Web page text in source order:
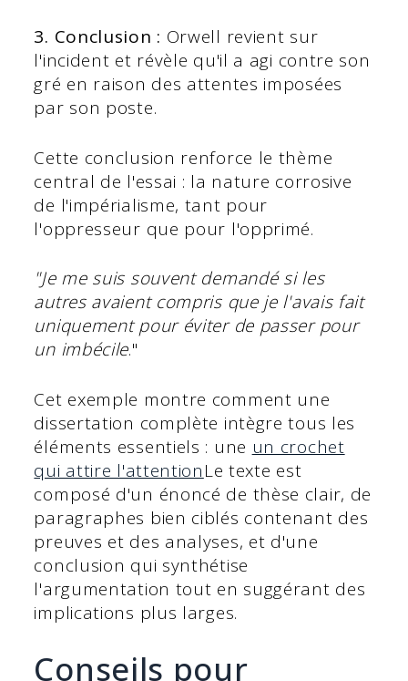
3. Conclusion : Orwell revient sur
l'incident et révèle qu'il a agi contre son
gré en raison des attentes imposées
par son poste.
Cette conclusion renforce le thème
central de l'essai : la nature corrosive
de l'impérialisme, tant pour
l'oppresseur que pour l'opprimé.
"Je me suis souvent demandé si les
autres avaient compris que je l'avais fait
uniquement pour éviter de passer pour
un imbécile."
Cet exemple montre comment une
dissertation complète intègre tous les
éléments essentiels : une un crochet
qui attire l'attentionLe texte est
composé d'un énoncé de thèse clair, de
paragraphes bien ciblés contenant des
preuves et des analyses, et d'une
conclusion qui synthétise
l'argumentation tout en suggérant des
implications plus larges.
Conseils pour